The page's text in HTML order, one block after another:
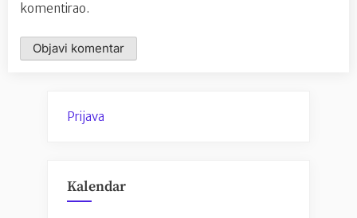
komentirao.
Prijava
Kalendar